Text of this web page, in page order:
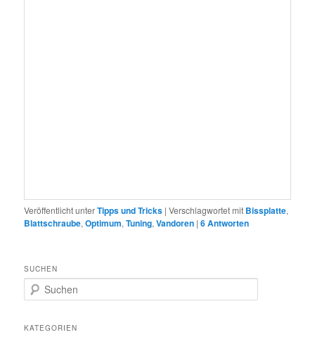
Veröffentlicht unterTipps und Tricks |Verschlagwortet mit Bissplatte,
Blattschraube,Optimum,Tuning,Vandoren |6Antworten
SUCHEN
u
h
KATEGORIEN